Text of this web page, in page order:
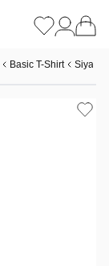
Basic T-Shirt Siyah